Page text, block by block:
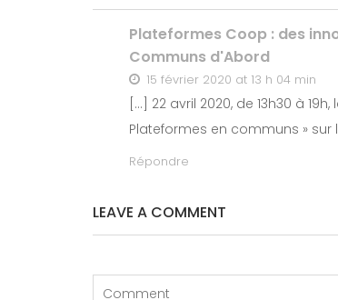
Plateformes Coop : des
Communs d'Abord
15 février 2020 at 13 h 04 min
[…] 22 avril 2020, de 13h30 à
Plateformes en communs » sur
Répondre
LEAVE A COMMENT